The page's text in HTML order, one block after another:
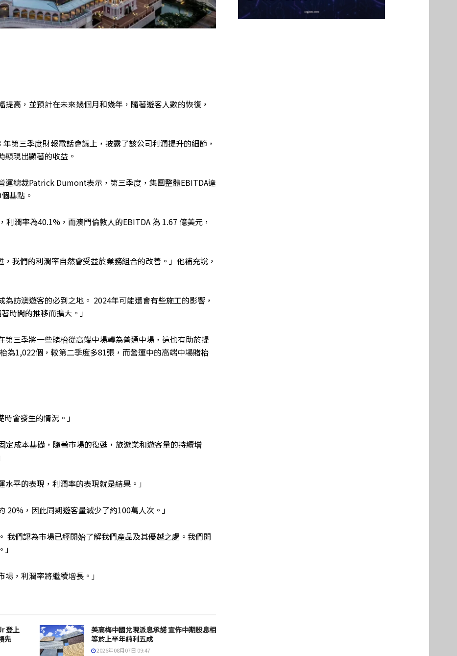
高，並預計在未來幾個月和幾年，隨著遊客人數的恢復，
第三季度財報電話會議上，披露了該公司利潤提升的細節，
顯現出顯著的收益。
運總裁Patrick Dumont表示，第三季度，集團整體EBITDA達
基點。
潤率為40.1%，而澳門倫敦人的EBITDA 為 1.67 億美元，
我們的利潤率自然會受益於業務組合的改善。」他補充說，
為訪澳遊客的必到之地。 2024年可能還會有些施工的影響，
時間的推移而擴大。」
三季將一些賭枱從高端中場轉為普通中場，這也有助於提
為1,022個，較第二季度多81張，而營運中的高端中場賭枱
會發生的情況。」
定成本基礎，隨著市場的復甦，旅遊業和遊客量的持續增
平的表現，利潤率的表現就是結果。」
20%，因此同期遊客量減少了約100萬人次。」
我們認為市場已經開始了解我們產品及其優越之處。我們開
場，利潤率將繼續增長。」
登上
先
美高梅中國兌現派息承諾 宣佈中期股息相
等於上半年純利五成
2026年08月07日 09:47